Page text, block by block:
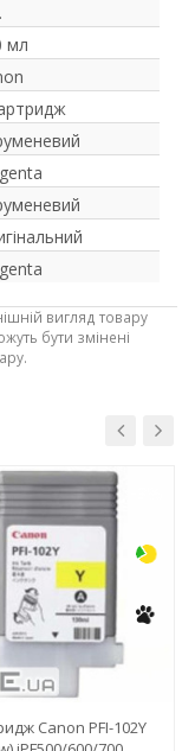
мл
вигляд товару
бути змінені
Canon PFI-102Y